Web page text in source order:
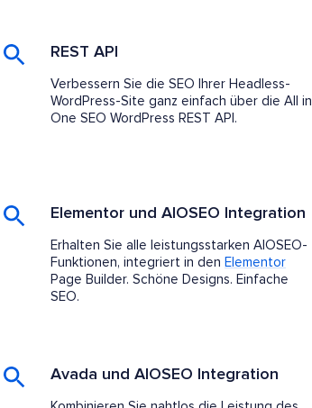
REST API
Verbessern Sie die SEO Ihrer Headless-
WordPress-Site ganz einfach über die All in
One SEO WordPress REST API.
Elementor und AIOSEO Integration
Erhalten Sie alle leistungsstarken AIOSEO-
Funktionen, integriert in den Elementor
Page Builder. Schöne Designs. Einfache
SEO.
Avada und AIOSEO Integration